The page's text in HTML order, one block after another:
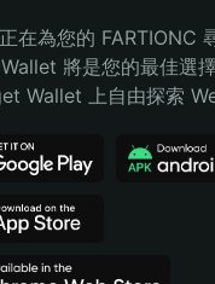
在為您的 FARTIONC
將是您的最佳選
Wallet 上自由探索